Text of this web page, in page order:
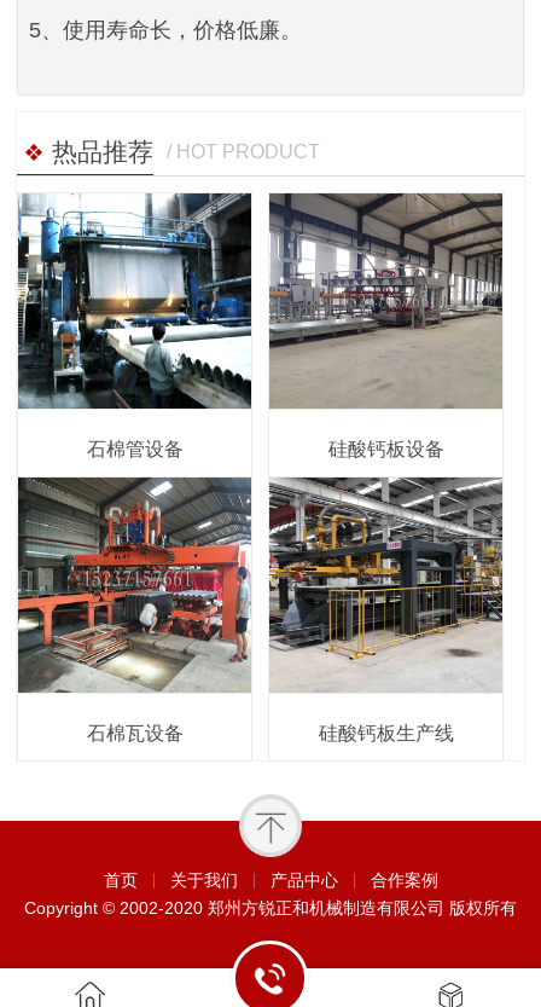
5、使用寿命长，价格低廉。
热品推荐 / HOT PRODUCT
石棉管设备 硅酸钙板设备
石棉瓦设备 硅酸钙板生产线
首页 关于我们 产品中心
合作案例
Copyright © 2002-2020 郑州方锐正和机械制造有限公司 版权所有